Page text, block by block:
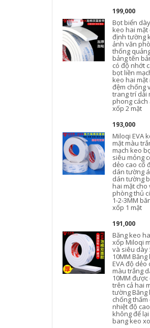
199,000
Bọt biển
keo hai mặt
định tường
ảnh văn
thống
bảng tên
có độ nhớt
bọt liền
keo hai mặt
đệm chống
trang trí dải
phong cách
xốp 2 mặt
193,000
Miloqi EVA
mặt màu
mạch keo
siêu mỏng
dẻo cao cố
dán tường
dán tường
hai mặt cho
phòng thủ
1-2-3MM
xốp 1 mặt
191,000
Băng keo
xốp Miloqi
và siêu dày
10MM
EVA độ dẻo
màu trắng
10MM được
trên cả hai
tường Băng
chống thấm
nhiệt độ
không để
bang keo